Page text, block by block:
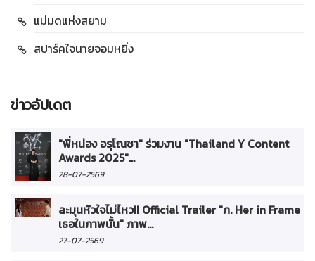
แม่มดแห่งสยาม
สปาร์คใจนายจอมหยิ่ง
ข่าวอัปเดต
"พี่หน่อง อรุโณชา" ร่วมงาน "Thailand Y Content
Awards 2025"...
28-07-2569
ละมุนหัวใจไม่ไหว!! Official Trailer "ภ. Her in Frame
เธอในภาพนั้น" ภาพ...
27-07-2569